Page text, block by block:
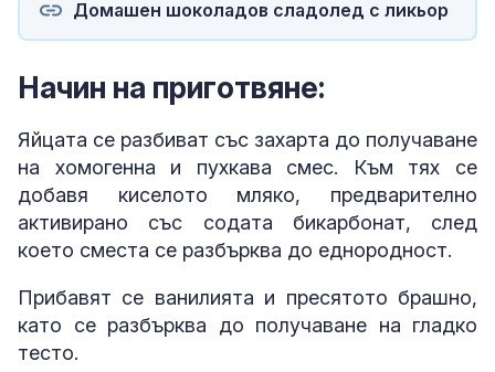
Домашен шоколадов сладолед с ликьор
Начин на приготвяне:
Яйцата се разбиват със захарта до получаване
на хомогенна и пухкава смес. Към тях се
добавя киселото мляко, предварително
активирано със содата бикарбонат, след
което сместа се разбърква до еднородност.
Прибавят се ванилията и пресятото брашно,
като се разбърква до получаване на гладко
тесто.